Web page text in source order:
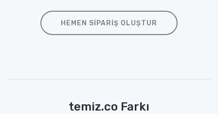
HEMEN SIPARIŞ OLUŞTUR
temiz.co Farkı